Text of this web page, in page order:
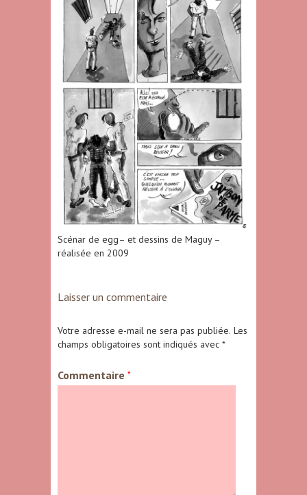
Scénar de egg– et dessins de Maguy –
réalisée en 2009
Laisser un commentaire
Votre adresse e-mail ne sera pas publiée. Les
champs obligatoires sont indiqués avec *
Commentaire *